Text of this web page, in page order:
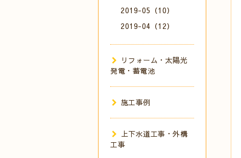
2019-05（10）
2019-04（12）
リフォーム・太陽光
発電・蓄電池
施工事例
上下水道工事・外構
工事